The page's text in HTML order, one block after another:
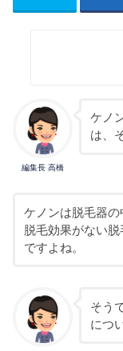
編集長 高橋
ケノ
は、
ケノンは脱毛器の
脱毛効果がない
ですよね。
そう
につ